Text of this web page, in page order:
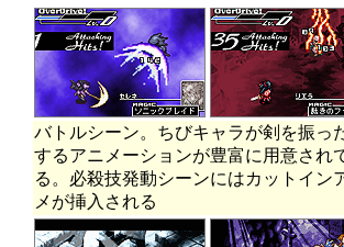
バトルシーン。ちびキャラが剣を振っ
するアニメーションが豊富に用意され
る。必殺技発動シーンにはカットイン
メが挿入される